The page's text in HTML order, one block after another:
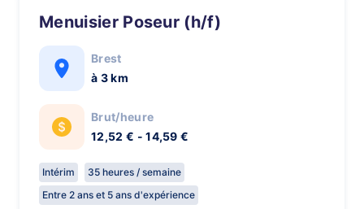
Menuisier Poseur (h/f)
Brest
à 3 km
Brut/heure
12,52 € - 14,59 €
Intérim
35 heures / semaine
Entre 2 ans et 5 ans d'expérience